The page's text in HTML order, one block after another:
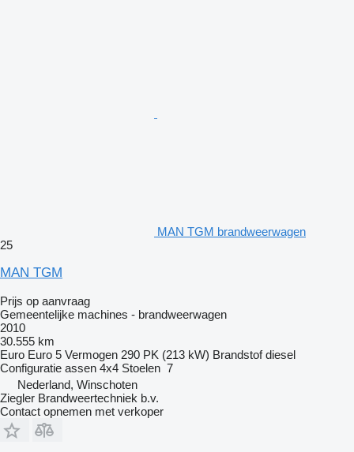
MAN TGM brandweerwagen
25
MAN TGM
Prijs op aanvraag
Gemeentelijke machines - brandweerwagen
2010
30.555 km
Euro Euro 5 Vermogen 290 PK (213 kW) Brandstof diesel
Configuratie assen 4x4 Stoelen 7
Nederland, Winschoten
Ziegler Brandweertechniek b.v.
Contact opnemen met verkoper